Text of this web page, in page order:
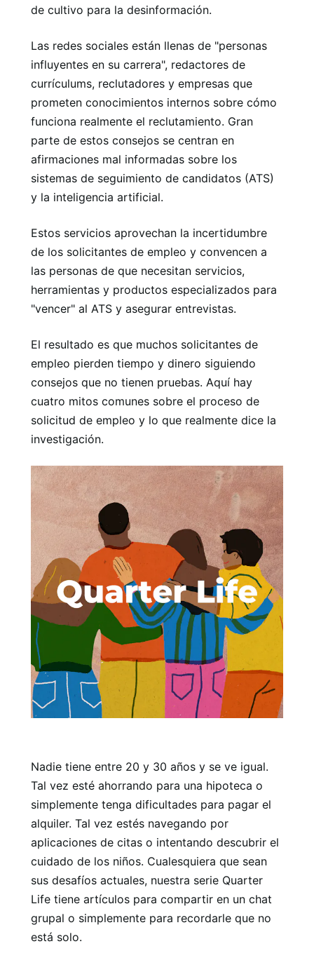
de cultivo para la desinformación.
Las redes sociales están llenas de "personas
influyentes en su carrera", redactores de
currículums, reclutadores y empresas que
prometen conocimientos internos sobre cómo
funciona realmente el reclutamiento. Gran
parte de estos consejos se centran en
afirmaciones mal informadas sobre los
sistemas de seguimiento de candidatos (ATS)
y la inteligencia artificial.
Estos servicios aprovechan la incertidumbre
de los solicitantes de empleo y convencen a
las personas de que necesitan servicios,
herramientas y productos especializados para
"vencer" al ATS y asegurar entrevistas.
El resultado es que muchos solicitantes de
empleo pierden tiempo y dinero siguiendo
consejos que no tienen pruebas. Aquí hay
cuatro mitos comunes sobre el proceso de
solicitud de empleo y lo que realmente dice la
investigación.
Nadie tiene entre 20 y 30 años y se ve igual.
Tal vez esté ahorrando para una hipoteca o
simplemente tenga dificultades para pagar el
alquiler. Tal vez estés navegando por
aplicaciones de citas o intentando descubrir el
cuidado de los niños. Cualesquiera que sean
sus desafíos actuales, nuestra serie Quarter
Life tiene artículos para compartir en un chat
grupal o simplemente para recordarle que no
está solo.